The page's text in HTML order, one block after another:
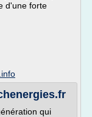
d'une forte
qui